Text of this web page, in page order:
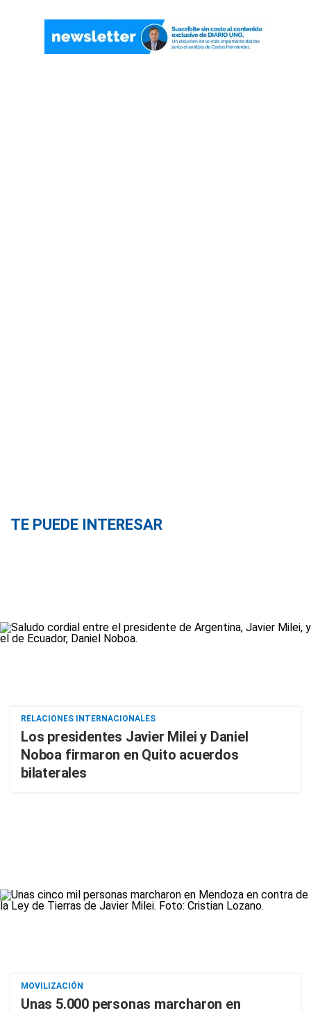
TE PUEDE INTERESAR
RELACIONES INTERNACIONALES
Los presidentes Javier Milei y Daniel
Noboa firmaron en Quito acuerdos
bilaterales
MOVILIZACIÓN
Unas 5.000 personas marcharon en